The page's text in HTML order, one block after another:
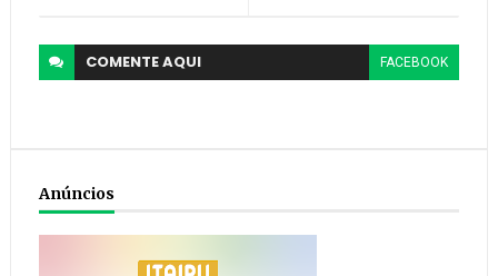
COMENTEAQUI FACEBOOK
Anúncios